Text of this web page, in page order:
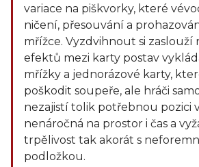
variace na piškvorky, které
ničení, přesouvání a
mřížce. Vyzdvihnout si zaslouží
efektů mezi karty postav
mřížky a jednorázové karty,
poškodit soupeře, ale hráči
nezajistí tolik potřebnou pozici
nenáročná na prostor i čas a
trpělivost tak akorát s
podložkou.